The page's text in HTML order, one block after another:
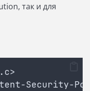
так и для
Security-